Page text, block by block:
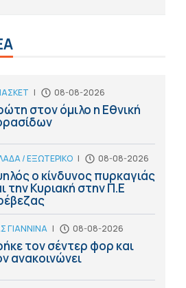
| 08-08-2026
στον όμιλο η Εθνική
/ ΕΞΩΤΕΡΙΚΟ | 08-08-2026
ο κίνδυνος πυρκαγιάς
την Κυριακή στην Π.Ε
ΓΙΑΝΝΙΝΑ | 08-08-2026
τον σέντερ φορ και
ανακοινώνει